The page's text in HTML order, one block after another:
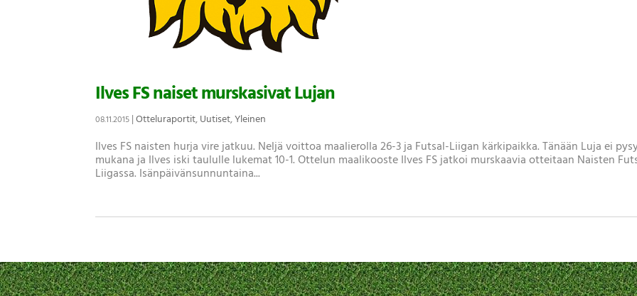
Ilves FS naiset murskasivat Lujan
08.11.2015 |Otteluraportit,Uutiset,Yleinen
Ilves FS naisten hurja vire jatkuu. Neljä voittoa maalierolla 26-3 ja Futsal-Liigan kärkipaikka. Tänään Luja ei
mukana ja Ilves iski taululle lukemat 10-1. Ottelun maalikooste Ilves FS jatkoi murskaavia otteitaan Naisten
Liigassa. Isänpäivänsunnuntaina...